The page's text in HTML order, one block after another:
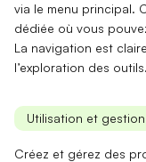
via le menu principal.
dédiée où vous
La navigation est
l’exploration des outils.
Utilisation et
Créez et gérez des